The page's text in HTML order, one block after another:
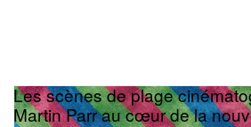
Les scènes de plage
Martin Parr au cœur de la